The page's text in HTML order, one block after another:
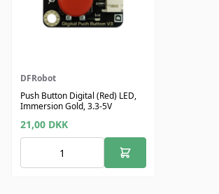
DFRobot
Push Button Digital (Red) LED,
Immersion Gold, 3.3-5V
21,00 DKK